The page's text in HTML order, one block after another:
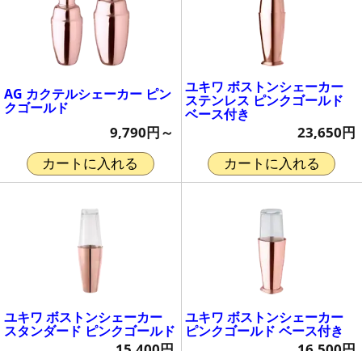
AG カクテルシェーカー ピン
クゴールド
9,790円～
カートに入れる
ユキワ ボストンシェーカー
ステンレス ピンクゴールド
ベース付き
23,650円
カートに入れる
ユキワ ボストンシェーカー
スタンダード ピンクゴールド
ユキワ ボストンシェーカー
ピンクゴールド ベース付き